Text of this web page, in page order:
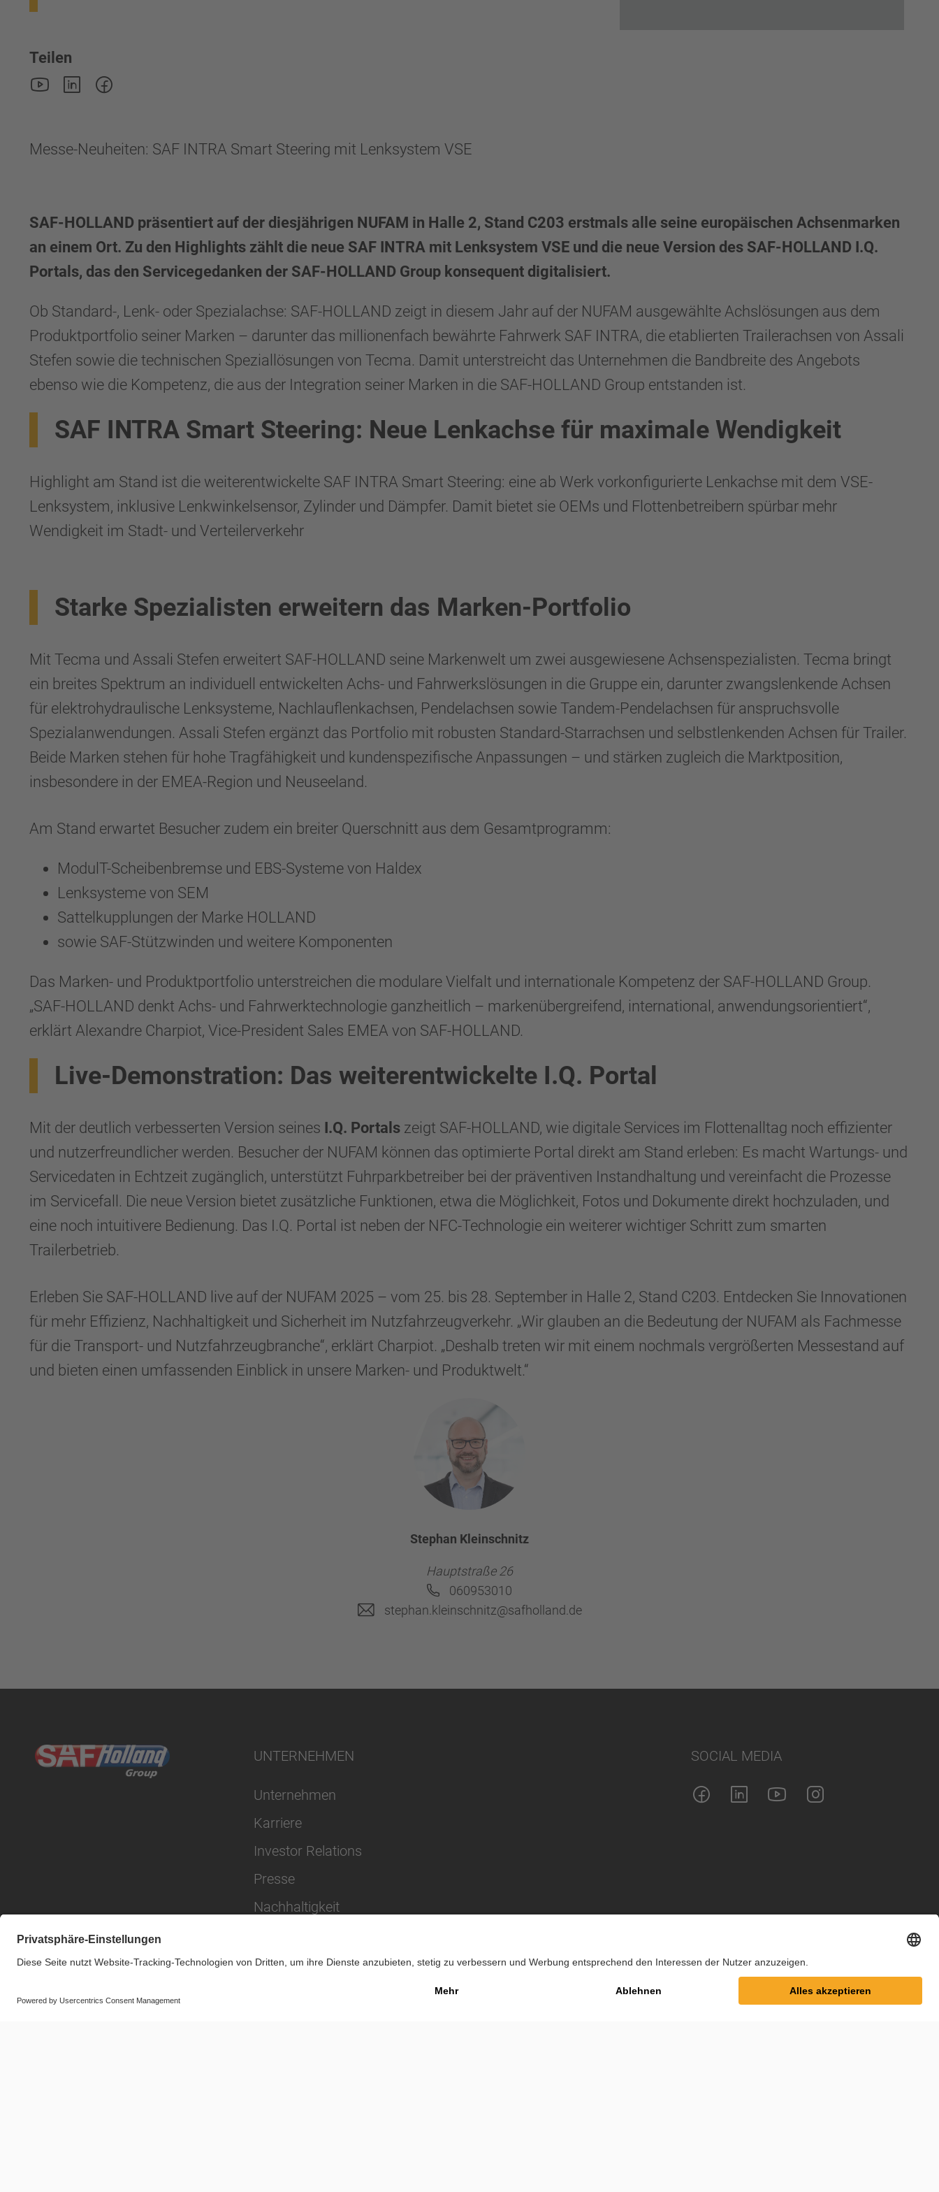
Teilen
Messe-Neuheiten: SAF INTRA Smart Steering mit Lenksystem VSE
SAF-HOLLAND präsentiert auf der diesjährigen NUFAM in Halle 2, Stand C203 erstmals alle seine europäischen Achsenmarken
an einem Ort. Zu den Highlights zählt die neue SAF INTRA mit Lenksystem VSE und die neue Version des SAF-HOLLAND I.Q.
Portals, das den Servicegedanken der SAF-HOLLAND Group konsequent digitalisiert.
Ob Standard-, Lenk- oder Spezialachse: SAF-HOLLAND zeigt in diesem Jahr auf der NUFAM ausgewählte Achslösungen aus dem
Produktportfolio seiner Marken – darunter das millionenfach bewährte Fahrwerk SAF INTRA, die etablierten Trailerachsen von Assali
Stefen sowie die technischen Speziallösungen von Tecma. Damit unterstreicht das Unternehmen die Bandbreite des Angebots
ebenso wie die Kompetenz, die aus der Integration seiner Marken in die SAF-HOLLAND Group entstanden ist.
SAF INTRA Smart Steering: Neue Lenkachse für maximale Wendigkeit
Highlight am Stand ist die weiterentwickelte SAF INTRA Smart Steering: eine ab Werk vorkonfigurierte Lenkachse mit dem VSE-
Lenksystem, inklusive Lenkwinkelsensor, Zylinder und Dämpfer. Damit bietet sie OEMs und Flottenbetreibern spürbar mehr
Wendigkeit im Stadt- und Verteilerverkehr
Starke Spezialisten erweitern das Marken-Portfolio
Mit Tecma und Assali Stefen erweitert SAF-HOLLAND seine Markenwelt um zwei ausgewiesene Achsenspezialisten. Tecma bringt
ein breites Spektrum an individuell entwickelten Achs- und Fahrwerkslösungen in die Gruppe ein, darunter zwangslenkende Achsen
für elektrohydraulische Lenksysteme, Nachlauflenkachsen, Pendelachsen sowie Tandem-Pendelachsen für anspruchsvolle
Spezialanwendungen. Assali Stefen ergänzt das Portfolio mit robusten Standard-Starrachsen und selbstlenkenden Achsen für Trailer.
Beide Marken stehen für hohe Tragfähigkeit und kundenspezifische Anpassungen – und stärken zugleich die Marktposition,
insbesondere in der EMEA-Region und Neuseeland.
Am Stand erwartet Besucher zudem ein breiter Querschnitt aus dem Gesamtprogramm:
ModulT-Scheibenbremse und EBS-Systeme von Haldex
Lenksysteme von SEM
Sattelkupplungen der Marke HOLLAND
sowie SAF-Stützwinden und weitere Komponenten
Das Marken- und Produktportfolio unterstreichen die modulare Vielfalt und internationale Kompetenz der SAF-HOLLAND Group.
„SAF-HOLLAND denkt Achs- und Fahrwerktechnologie ganzheitlich – markenübergreifend, international, anwendungsorientiert“,
erklärt Alexandre Charpiot, Vice-President Sales EMEA von SAF-HOLLAND.
Live-Demonstration: Das weiterentwickelte I.Q. Portal
Mit der deutlich verbesserten Version seines I.Q. Portals zeigt SAF-HOLLAND, wie digitale Services im Flottenalltag noch effizienter
und nutzerfreundlicher werden. Besucher der NUFAM können das optimierte Portal direkt am Stand erleben: Es macht Wartungs- und
Servicedaten in Echtzeit zugänglich, unterstützt Fuhrparkbetreiber bei der präventiven Instandhaltung und vereinfacht die Prozesse
im Servicefall. Die neue Version bietet zusätzliche Funktionen, etwa die Möglichkeit, Fotos und Dokumente direkt hochzuladen, und
eine noch intuitivere Bedienung. Das I.Q. Portal ist neben der NFC-Technologie ein weiterer wichtiger Schritt zum smarten
Trailerbetrieb.
Erleben Sie SAF-HOLLAND live auf der NUFAM 2025 – vom 25. bis 28. September in Halle 2, Stand C203. Entdecken Sie Innovationen
für mehr Effizienz, Nachhaltigkeit und Sicherheit im Nutzfahrzeugverkehr. „Wir glauben an die Bedeutung der NUFAM als Fachmesse
für die Transport- und Nutzfahrzeugbranche“, erklärt Charpiot. „Deshalb treten wir mit einem nochmals vergrößerten Messestand auf
und bieten einen umfassenden Einblick in unsere Marken- und Produktwelt.“
Stephan Kleinschnitz
Hauptstraße 26
060953010
stephan.kleinschnitz@safholland.de
UNTERNEHMEN
Unternehmen
Karriere
Investor Relations
Presse
Nachhaltigkeit
SOCIAL MEDIA